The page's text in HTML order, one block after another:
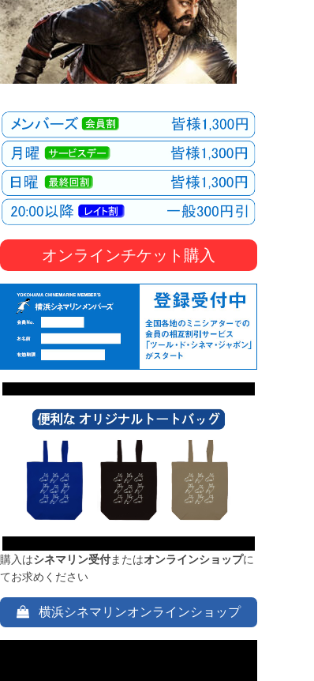
オンラインチケット購入
購入はシネマリン受付またはオンラインショップに
てお求めください
横浜シネマリンオンラインショップ